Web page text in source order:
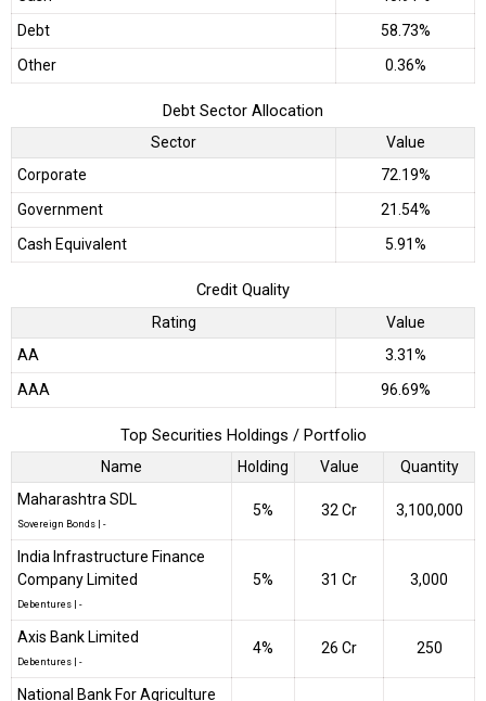
Debt
58.73%
Other
0.36%
Debt Sector Allocation
Sector
Value
Corporate
72.19%
Government
21.54%
Cash Equivalent
5.91%
Credit Quality
Rating
Value
AA
3.31%
AAA
96.69%
Top Securities Holdings / Portfolio
Name Holding Value
Quantity
Maharashtra SDL
Sovereign Bonds -
5% ₹32 Cr 3,100,000
India Infrastructure Finance
Company Limited
Debentures -
5% ₹31 Cr 3,000
Axis Bank Limited
Debentures -
4% ₹26 Cr 250
National Bank For Agriculture